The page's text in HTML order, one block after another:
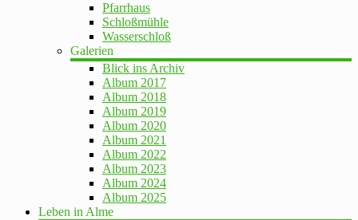
Pfarrhaus
Schloßmühle
Wasserschloß
Galerien
Blick ins Archiv
Album 2017
Album 2018
Album 2019
Album 2020
Album 2021
Album 2022
Album 2023
Album 2024
Album 2025
Leben in Alme